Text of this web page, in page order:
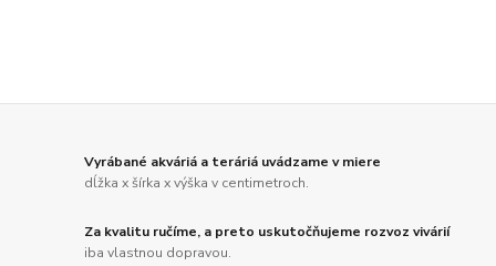
Vyrábané akváriá a teráriá uvádzame v miere
dĺžka x šírka x výška v centimetroch.
Za kvalitu ručíme, a preto uskutočňujeme rozvoz vivárií
iba vlastnou dopravou.